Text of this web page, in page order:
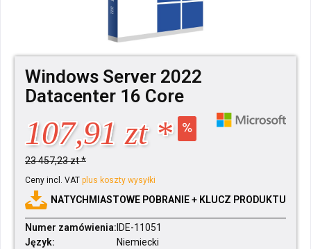
Windows Server 2022
Datacenter 16 Core
107,91 zt *
23 457,23 zt *
Ceny incl. VAT plus koszty wysyłki
NATYCHMIASTOWE POBRANIE + KLUCZ PRODUKTU
Numer zamówienia: IDE-11051
Język:
Niemiecki